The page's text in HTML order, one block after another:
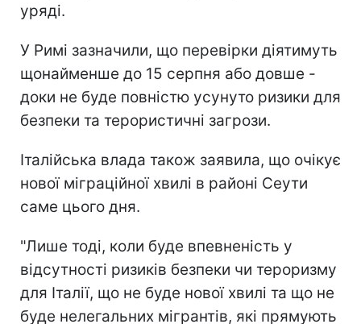
уряді.
У Римі зазначили, що перевірки діятимуть
щонайменше до 15 серпня або довше -
доки не буде повністю усунуто ризики для
безпеки та терористичні загрози.
Італійська влада також заявила, що очікує
нової міграційної хвилі в районі Сеути
саме цього дня.
"Лише тоді, коли буде впевненість у
відсутності ризиків безпеки чи тероризму
для Італії, що не буде нової хвилі та що не
буде нелегальних мігрантів, які прямують